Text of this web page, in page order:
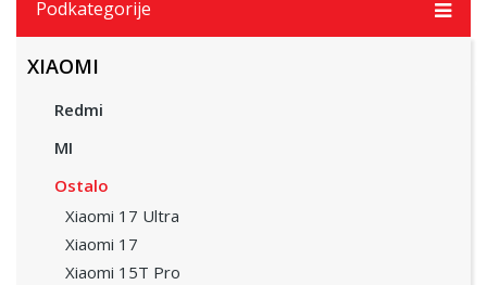
Podkategorije
XIAOMI
Redmi
MI
Ostalo
Xiaomi 17 Ultra
Xiaomi 17
Xiaomi 15T Pro